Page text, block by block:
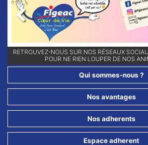
RETROUVEZ-NOUS SUR NOS RÉSEAUX
POUR NE RIEN LOUPER DE NOS
Qui sommes-nous ?
Nos avantages
Nos adherents
Espace adherent